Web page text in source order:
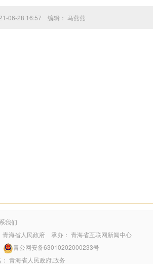
06-28 16:57 编辑： 马燕燕
我们
青海省人民政府 承办： 青海省互联网新闻中心
青公网安备63010202000233号
青海省人民政府.政务